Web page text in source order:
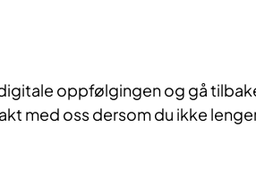
oppfølgingen og gå
med oss dersom du ikke